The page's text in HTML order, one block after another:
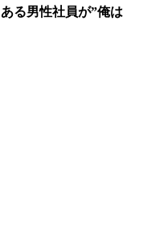
ある男性社員が”俺は